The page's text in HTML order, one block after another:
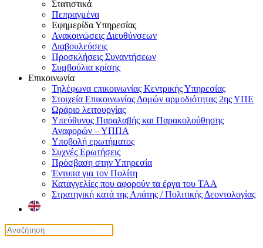
Στατιστικά
Πεπραγμένα
Εφημερίδα Υπηρεσίας
Ανακοινώσεις Διευθύνσεων
Διαβουλεύσεις
Προσκλήσεις Συναντήσεων
Συμβούλια κρίσης
Επικοινωνία
Τηλέφωνα επικοινωνίας Κεντρικής Υπηρεσίας
Στοιχεία Επικοινωνίας Δομών αρμοδιότητας 2ης ΥΠΕ
Ωράριο λειτουργίας
Υπεύθυνος Παραλαβής και Παρακολούθησης
Αναφορών – ΥΠΠΑ
Υποβολή ερωτήματος
Συχνές Ερωτήσεις
Πρόσβαση στην Υπηρεσία
Έντυπα για τον Πολίτη
Καταγγελίες που αφορούν τα έργα του ΤΑΑ
Στρατηγική κατά της Απάτης / Πολιτικής Δεοντολογίας